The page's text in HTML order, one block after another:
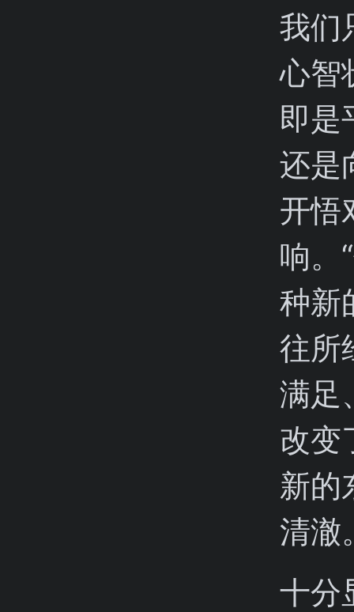
我们
心智
即是
还是
开悟
响。
种新
往所
满足
改变
新的
清澈
十分